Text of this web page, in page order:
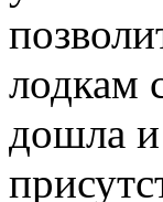
лодкам
дошла